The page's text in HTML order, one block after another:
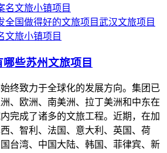
全国做得好的文旅项目武汉文旅项目
文旅小镇项目
些苏州文旅项目
终致力于全球化的发展方向。集团已
、欧洲、南美洲、拉丁美洲和中东在
完成了诸多的文旅工程。近期，在加
、智利、法国、意大利、英国、荷
台湾、中国大陆、韩国、菲律宾、新